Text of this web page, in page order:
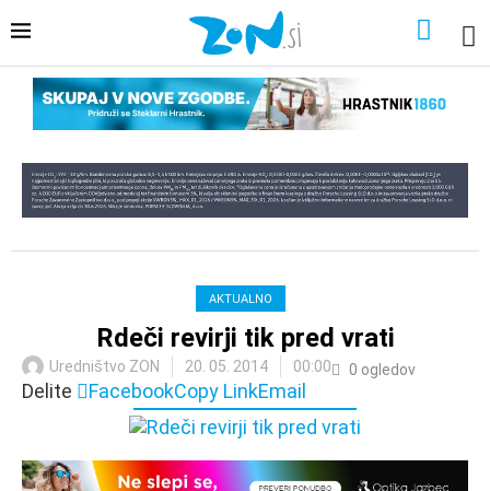
AKTUALNO
Rdeči revirji tik pred vrati
Uredništvo ZON 20. 05. 2014 00:00 0 ogledov
Delite FacebookCopy LinkEmail